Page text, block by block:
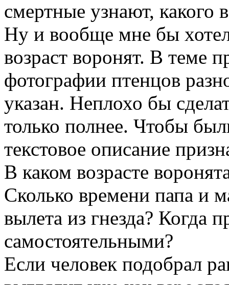
смертные узнают, какого
Ну и вообще мне бы
возраст воронят. В теме
фотографии птенцов
указан. Неплохо бы
только полнее. Чтобы
текстовое описание
В каком возрасте
Сколько времени папа и
вылета из гнезда? Когда
самостоятельными?
Если человек подобрал